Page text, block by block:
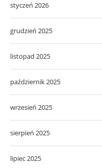
styczeń 2026
grudzień 2025
listopad 2025
październik 2025
wrzesień 2025
sierpień 2025
lipiec 2025